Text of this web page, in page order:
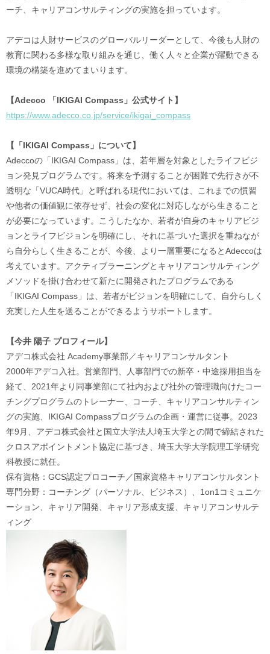
ーチ、キャリアコンサルティングの実施を担っています。
アデコは人財サービスのグローバルリーダーとして、今後も人財の
教育に関わる多様な取り組みを通じ、働く人々と企業が躍動できる
環境の構築を進めてまいります。
【Adecco 「IKIGAI Compass」公式サイト】
https://www.adecco.co.jp/service/ikigai_compass
【「IKIGAI Compass」について】
Adeccoの「IKIGAI Compass」は、若年層を対象としたライフビジ
ョン発見プログラムです。将来を予測することが困難で先行きが不
透明な「VUCA時代」と呼ばれる現代においては、これまでの慣習
や他者の価値観に依存せず、社会の変化に対応しながら生きること
が必要になっています。こうしたなか、若者が自身のキャリアビジ
ョンとライフビジョンを明確にし、それに基づいた選択を重ねなが
ら自分らしく生きることが、今後、より一層重要になるとAdeccoは
考えています。アクティブラーニングとキャリアコンサルティング
メソッドを掛け合わせて新たに開発されたプログラムである
「IKIGAI Compass」は、若者がビジョンを明確にして、自分らしく
充実した人生を送ることができるようサポートします。
【今井 陽子 プロフィール】
アデコ株式会社 Academy事業部／キャリアコンサルタント
2000年アデコ入社。営業部門、人事部門での新卒・中途採用担当を
経て、2021年より同事業部にて社内および社外の管理職向けたコー
チングプログラムのトレーナー、コーチ、キャリアコンサルティン
グの実施、IKIGAI Compassプログラムの企画・運営に従事。2023
年9月、アデコ株式会社と国立大学法人埼玉大学との間で締結された
クロスアポイントメント協定に基づき、埼玉大学大学院理工学研究
科教授に就任。
保有資格：GCS認定プロコーチ／国家資格キャリアコンサルタント
専門分野：コーチング（パーソナル、ビジネス）、1on1コミュニケ
ーション、キャリア開発、キャリア形成支援、キャリアコンサルテ
ィング